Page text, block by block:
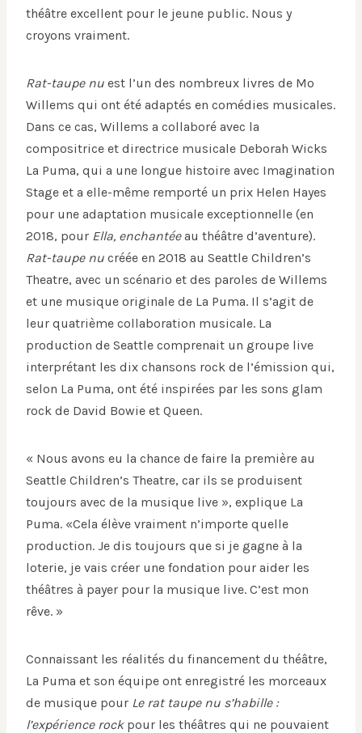
théâtre excellent pour le jeune public. Nous y
croyons vraiment.
Rat-taupe nu est l’un des nombreux livres de Mo
Willems qui ont été adaptés en comédies musicales.
Dans ce cas, Willems a collaboré avec la
compositrice et directrice musicale Deborah Wicks
La Puma, qui a une longue histoire avec Imagination
Stage et a elle-même remporté un prix Helen Hayes
pour une adaptation musicale exceptionnelle (en
2018, pour Ella, enchantéeau théâtre d’aventure).
Rat-taupe nu créée en 2018 au Seattle Children’s
Theatre, avec un scénario et des paroles de Willems
et une musique originale de La Puma. Il s’agit de
leur quatrième collaboration musicale. La
production de Seattle comprenait un groupe live
interprétant les dix chansons rock de l’émission qui,
selon La Puma, ont été inspirées par les sons glam
rock de David Bowie et Queen.
« Nous avons eu la chance de faire la première au
Seattle Children’s Theatre, car ils se produisent
toujours avec de la musique live », explique La
Puma. «Cela élève vraiment n’importe quelle
production. Je dis toujours que si je gagne à la
loterie, je vais créer une fondation pour aider les
théâtres à payer pour la musique live. C’est mon
rêve. »
Connaissant les réalités du financement du théâtre,
La Puma et son équipe ont enregistré les morceaux
de musique pour Le rat taupe nu s’habille :
l’expérience rock pour les théâtres qui ne pouvaient